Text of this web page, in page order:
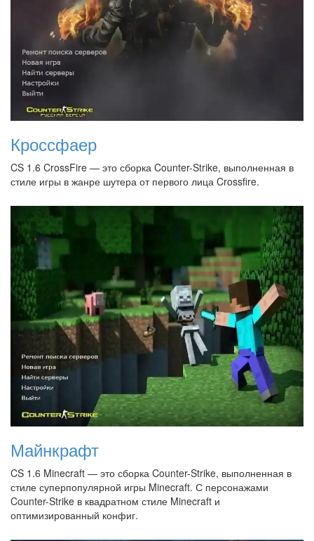
Кроссфаер
CS 1.6 CrossFire — это сборка Counter-Strike, выполненная в
стиле игры в жанре шутера от первого лица Crossfire.
Майнкрафт
CS 1.6 Minecraft — это сборка Counter-Strike, выполненная в
стиле суперпопулярной игры Minecraft. С персонажами
Counter-Strike в квадратном стиле Minecraft и
оптимизированный конфиг.